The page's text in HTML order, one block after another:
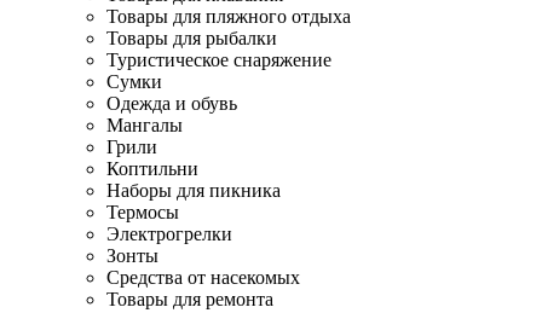
Товары для пляжного отдыха
Товары для рыбалки
Туристическое снаряжение
Сумки
Одежда и обувь
Мангалы
Грили
Коптильни
Наборы для пикника
Термосы
Электрогрелки
Зонты
Средства от насекомых
Товары для ремонта